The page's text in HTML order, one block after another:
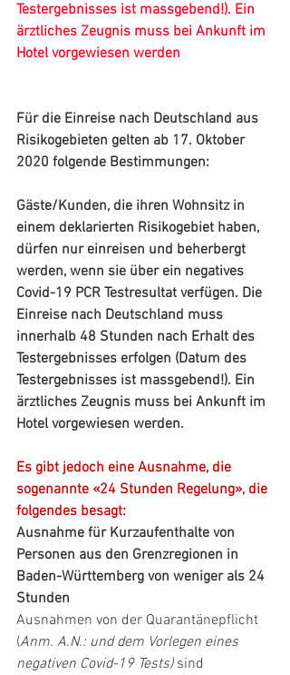
Testergebnisses ist massgebend!). Ein
ärztliches Zeugnis muss bei Ankunft im
Hotel vorgewiesen werden
Für die Einreise nach Deutschland aus
Risikogebieten gelten ab 17. Oktober
2020 folgende Bestimmungen:
Gäste/Kunden, die ihren Wohnsitz in
einem deklarierten Risikogebiet haben,
dürfen nur einreisen und beherbergt
werden, wenn sie über ein negatives
Covid-19 PCR Testresultat verfügen. Die
Einreise nach Deutschland muss
innerhalb 48 Stunden nach Erhalt des
Testergebnisses erfolgen (Datum des
Testergebnisses ist massgebend!). Ein
ärztliches Zeugnis muss bei Ankunft im
Hotel vorgewiesen werden.
Es gibt jedoch eine Ausnahme, die
sogenannte «24 Stunden Regelung», die
folgendes besagt:
Ausnahme für Kurzaufenthalte von
Personen aus den Grenzregionen in
Baden-Württemberg von weniger als 24
Stunden
Ausnahmen von der Quarantänepflicht
(Anm. A.N.: und dem Vorlegen eines
negativen Covid-19 Tests) sind